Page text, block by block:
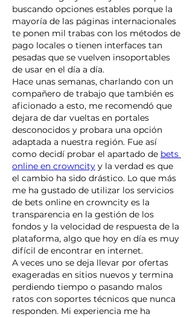
buscando opciones estables porque la
mayoría de las páginas internacionales
te ponen mil trabas con los métodos de
pago locales o tienen interfaces tan
pesadas que se vuelven insoportables
de usar en el día a día.
Hace unas semanas, charlando con un
compañero de trabajo que también es
aficionado a esto, me recomendó que
dejara de dar vueltas en portales
desconocidos y probara una opción
adaptada a nuestra región. Fue así
como decidí probar el apartado de bets
online en crowncity y la verdad es que
el cambio ha sido drástico. Lo que más
me ha gustado de utilizar los servicios
de bets online en crowncity es la
transparencia en la gestión de los
fondos y la velocidad de respuesta de la
plataforma, algo que hoy en día es muy
difícil de encontrar en internet.
A veces uno se deja llevar por ofertas
exageradas en sitios nuevos y termina
perdiendo tiempo o pasando malos
ratos con soportes técnicos que nunca
responden. Mi experiencia me ha